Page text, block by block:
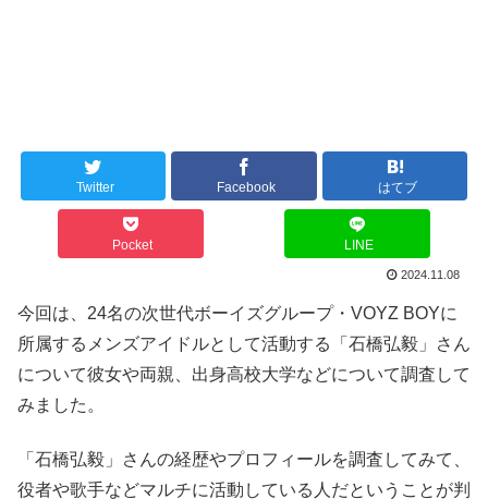
Twitter Facebook はてブ
Pocket LINE
2024.11.08
今回は、24名の次世代ボーイズグループ・VOYZ BOYに
所属するメンズアイドルとして活動する「石橋弘毅」さん
について彼女や両親、出身高校大学などについて調査して
みました。
「石橋弘毅」さんの経歴やプロフィールを調査してみて、
役者や歌手などマルチに活動している人だということが判